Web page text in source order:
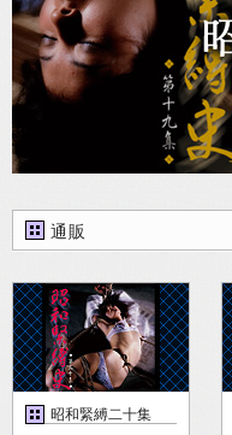
通販
昭和緊縛二十集